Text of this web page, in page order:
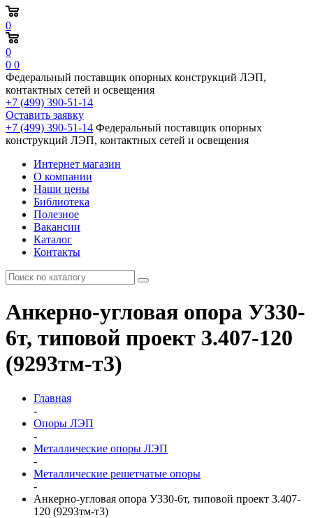
0
0
0 0
Федеральный поставщик опорных конструкций ЛЭП,
контактных сетей и освещения
+7 (499) 390-51-14
Оставить заявку
+7 (499) 390-51-14 Федеральный поставщик опорных
конструкций ЛЭП, контактных сетей и освещения
Интернет магазин
О компании
Наши цены
Библиотека
Полезное
Вакансии
Каталог
Контакты
Анкерно-угловая опора У330-
6т, типовой проект 3.407-120
(9293тм-т3)
Главная
-
Опоры ЛЭП
-
Металлические опоры ЛЭП
-
Металлические решетчатые опоры
-
Анкерно-угловая опора У330-6т, типовой проект 3.407-
120 (9293тм-т3)